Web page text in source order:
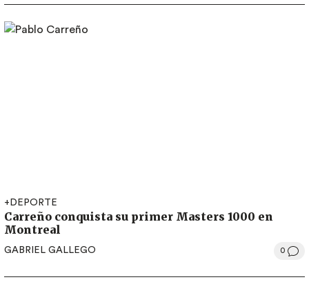
+DEPORTE
Carreño conquista su primer Masters 1000 en
Montreal
GABRIEL GALLEGO 0